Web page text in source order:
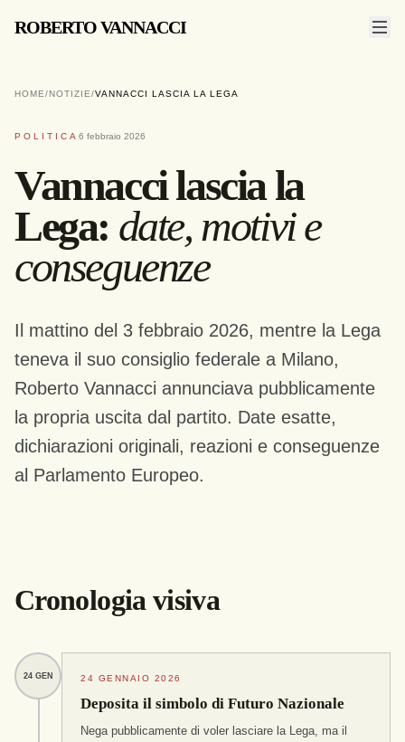
ROBERTO VANNACCI
HOME/NOTIZIE/VANNACCI LASCIA LA LEGA
POLITICA 6 febbraio 2026
Vannacci lascia la
Lega: date, motivi e
conseguenze
Il mattino del 3 febbraio 2026, mentre la Lega
teneva il suo consiglio federale a Milano,
Roberto Vannacci annunciava pubblicamente
la propria uscita dal partito. Date esatte,
dichiarazioni originali, reazioni e conseguenze
al Parlamento Europeo.
Cronologia visiva
24 GEN 24 GENNAIO 2026
Deposita il simbolo di Futuro Nazionale
Nega pubblicamente di voler lasciare la Lega, ma il